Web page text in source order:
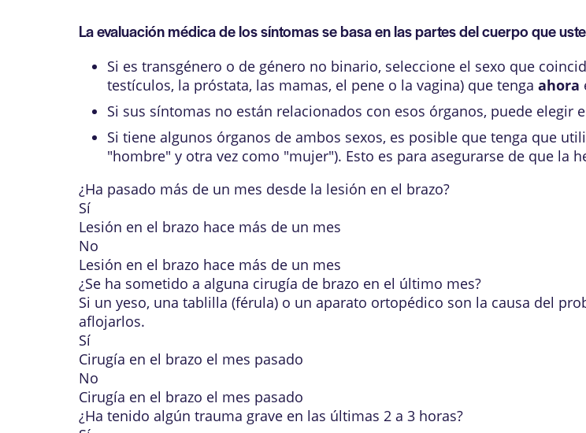
La evaluación médica de los síntomas se basa en las partes del cuerpo que
Si es transgénero o de género no binario, seleccione el sexo que
testículos, la próstata, las mamas, el pene o la vagina) que tenga ahora
Si sus síntomas no están relacionados con esos órganos, puede elegir
Si tiene algunos órganos de ambos sexos, es posible que tenga que
"hombre" y otra vez como "mujer"). Esto es para asegurarse de que la
¿Ha pasado más de un mes desde la lesión en el brazo?
Sí
Lesión en el brazo hace más de un mes
No
Lesión en el brazo hace más de un mes
¿Se ha sometido a alguna cirugía de brazo en el último mes?
Si un yeso, una tablilla (férula) o un aparato ortopédico son la causa del
aflojarlos.
Sí
Cirugía en el brazo el mes pasado
No
Cirugía en el brazo el mes pasado
¿Ha tenido algún trauma graveen las últimas 2 a 3 horas?